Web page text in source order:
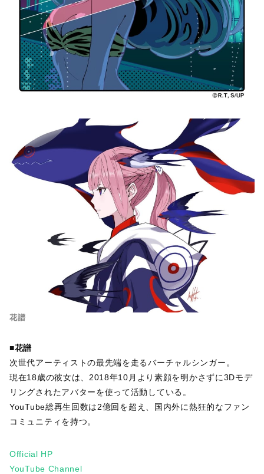
花譜
■花譜
次世代アーティストの最先端を走るバーチャルシンガー。
現在18歳の彼女は、2018年10月より素顔を明かさずに3Dモデ
リングされたアバターを使って活動している。
YouTube総再生回数は2億回を超え、国内外に熱狂的なファン
コミュニティを持つ。
Official HP
YouTube Channel